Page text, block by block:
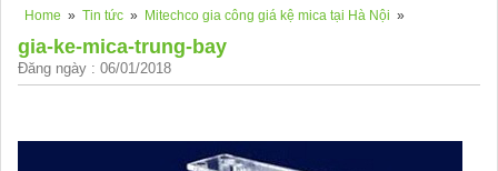
Home » Tin tức » Mitechco gia công giá kệ mica tại Hà Nội »
gia-ke-mica-trung-bay
Đăng ngày : 06/01/2018